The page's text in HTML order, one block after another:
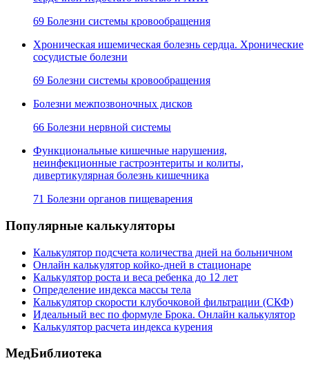
69 Болезни системы кровообращения
Хроническая ишемическая болезнь сердца. Хронические
сосудистые болезни
69 Болезни системы кровообращения
Болезни межпозвоночных дисков
66 Болезни нервной системы
Функциональные кишечные нарушения,
неинфекционные гастроэнтериты и колиты,
дивертикулярная болезнь кишечника
71 Болезни органов пищеварения
Популярные калькуляторы
Калькулятор подсчета количества дней на больничном
Онлайн калькулятор койко-дней в стационаре
Калькулятор роста и веса ребенка до 12 лет
Определение индекса массы тела
Калькулятор скорости клубочковой фильтрации (СКФ)
Идеальный вес по формуле Брока. Онлайн калькулятор
Калькулятор расчета индекса курения
МедБиблиотека